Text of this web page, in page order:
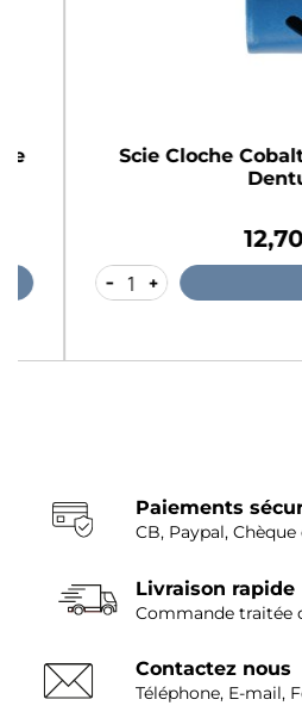
Scie Cloche Cobalt
Denture
12,70 €
+
Paiements
CB, Paypal,
Livraison rapide
Commande traitée
Contactez nous
Téléphone, E-mail,